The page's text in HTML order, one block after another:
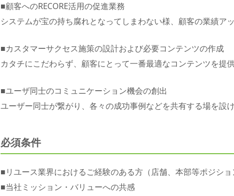
■顧客へのRECORE活用の促進業務
システムが宝の持ち腐れとなってしまわない様、顧客の業績ア
■カスタマーサクセス施策の設計および必要コンテンツの作成
カタチにこだわらず、顧客にとって一番最適なコンテンツを提
■ユーザ同士のコミュニケーション機会の創出
ユーザー同士が繋がり、各々の成功事例などを共有する場を設
必須条件
■リユース業界におけるご経験のある方（店舗、本部等ポジショ
■当社ミッション・バリューへの共感